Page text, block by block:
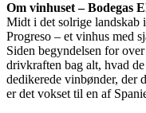
Om vinhuset – Bodegas
Midt i det solrige landskab
Progreso – et vinhus med
Siden begyndelsen for
drivkraften bag alt, hvad
dedikerede vinbønder, der
er det vokset til en af